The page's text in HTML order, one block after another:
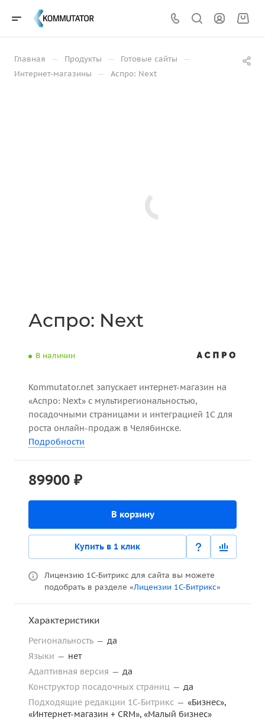
Главная — Продукты — Готовые сайты —
Интернет-магазины — Аспро: Next
Аспро: Next
В наличии
Kommutator.net запускает интернет-магазин на
«Аспро: Next» с мультирегиональностью,
посадочными страницами и интеграцией 1С для
роста онлайн-продаж в Челябинске.
Подробности
89900 ₽
В корзину
Купить в 1 клик
Лицензию 1С-Битрикс для сайта вы можете
подобрать в разделе «Лицензии 1С-Битрикс»
Характеристики
Региональность — да
Языки — нет
Адаптивная версия — да
Конструктор посадочных страниц — да
Подходящие редакции 1С-Битрикс — «Бизнес»,
«Интернет-магазин + CRM», «Малый бизнес»